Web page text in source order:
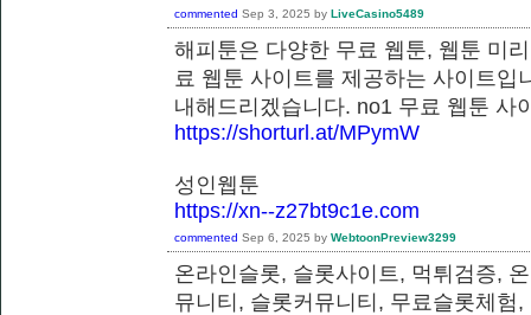
commented Sep 3, 2025 by LiveCasino5489
해피툰은 다양한 무료 웹툰, 웹툰 미
료 웹툰 사이트를 제공하는 사이트
내해드리겠습니다. no1 무료 웹툰
https://shorturl.at/MPymW
성인웹툰
https://xn--z27bt9c1e.com
commented Sep 6, 2025 by WebtoonPreview3299
온라인슬롯, 슬롯사이트, 먹튀검증,
뮤니티, 슬롯커뮤니티, 무료슬롯체험